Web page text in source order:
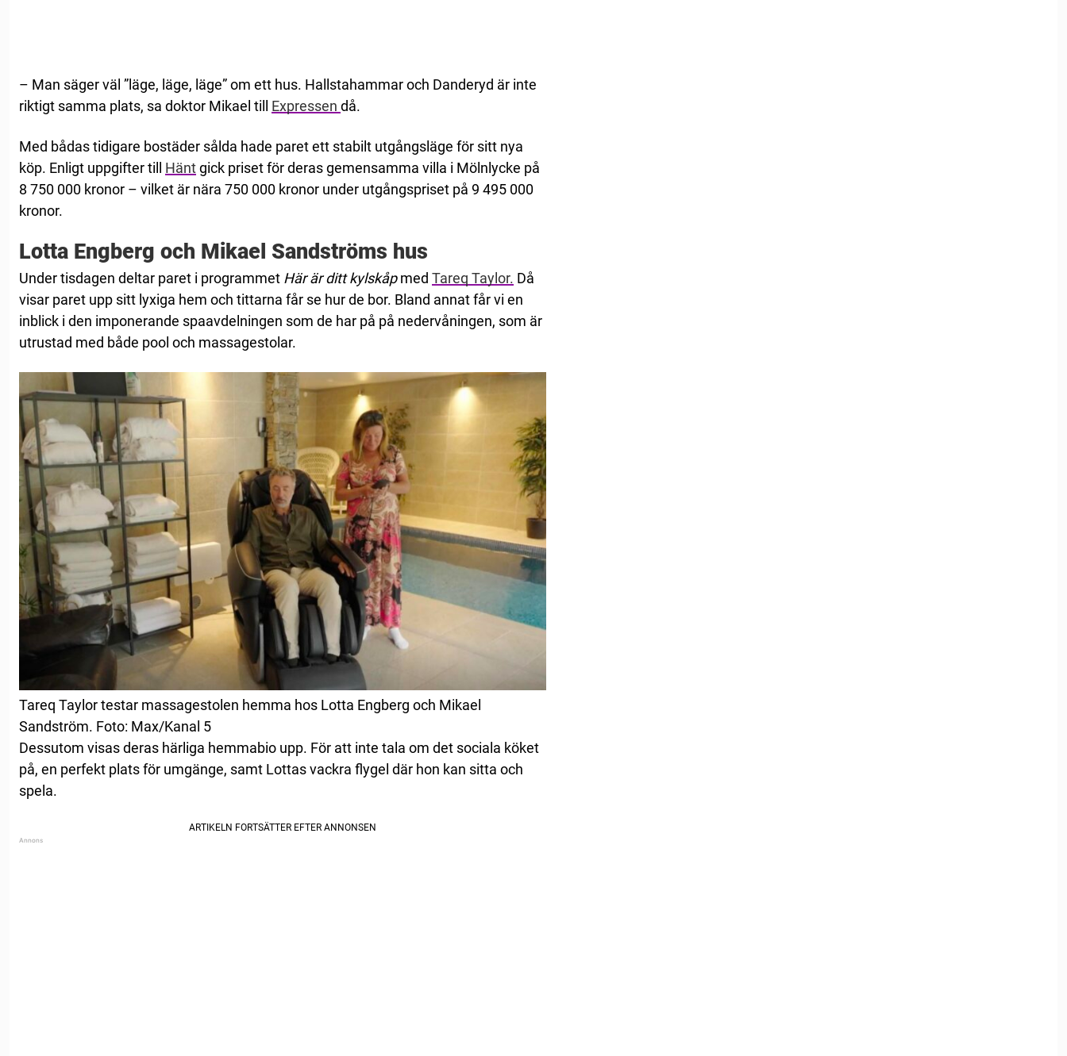
– Man säger väl ”läge, läge, läge” om ett hus. Hallstahammar och Danderyd är inte
riktigt samma plats, sa doktor Mikael till Expressen då.
Med bådas tidigare bostäder sålda hade paret ett stabilt utgångsläge för sitt nya
köp. Enligt uppgifter till Häntgick priset för deras gemensamma villa i Mölnlycke på
8 750 000 kronor – vilket är nära 750 000 kronor under utgångspriset på 9 495 000
kronor.
Lotta Engberg och Mikael Sandströms hus
Under tisdagen deltar paret i programmet Här är ditt kylskåpmed Tareq Taylor. Då
visar paret upp sitt lyxiga hem och tittarna får se hur de bor. Bland annat får vi en
inblick i den imponerande spaavdelningen som de har på på nedervåningen, som är
utrustad med både pool och massagestolar.
Tareq Taylor testar massagestolen hemma hos Lotta Engberg och Mikael
Sandström. Foto: Max/Kanal 5
Dessutom visas deras härliga hemmabio upp. För att inte tala om det sociala köket
på, en perfekt plats för umgänge, samt Lottas vackra flygel där hon kan sitta och
spela.